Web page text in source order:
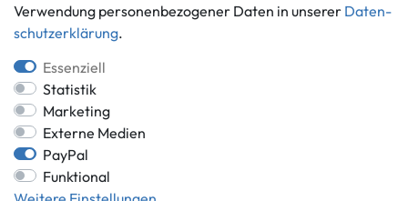
Zahlung und Versand
Batterieentsorgung
*Alle Preise inkl. gesetzlicher MwSt.,
** gilt für Lieferungen innerhalb Deutschlands, Lieferzeiten für andere
Verwendung personenbezogener Daten in unserer Daten­
schutz­erklärung.
Essenziell
Statistik
Marketing
Externe Medien
PayPal
Funktional